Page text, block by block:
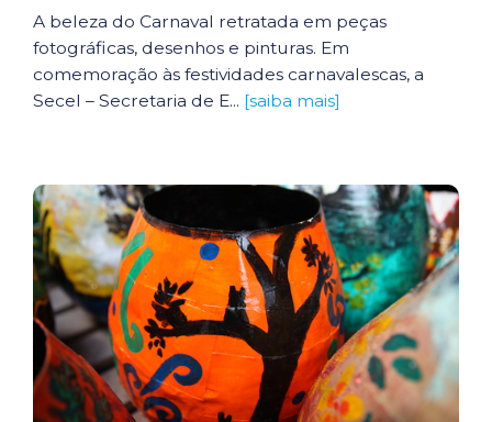
A beleza do Carnaval retratada em peças
fotográficas, desenhos e pinturas. Em
comemoração às festividades carnavalescas, a
Secel – Secretaria de E... [saiba mais]